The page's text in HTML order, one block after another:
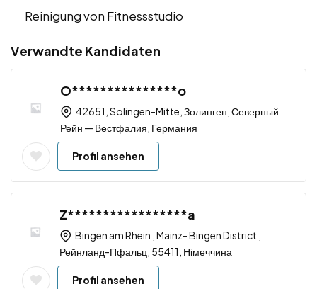
Reinigung von Fitnessstudio
Verwandte Kandidaten
O***************o
42651, Solingen-Mitte, Золинген, Северный
Рейн — Вестфалия, Германия
Profil ansehen
Z*****************a
Bingen am Rhein , Mainz- Bingen District ,
Рейнланд-Пфальц, 55411, Німеччина
Profil ansehen